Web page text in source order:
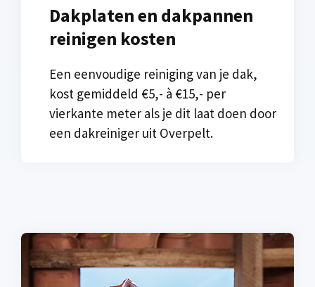
Dakplaten en dakpannen
reinigen kosten
Een eenvoudige reiniging van je dak,
kost gemiddeld €5,- à €15,- per
vierkante meter als je dit laat doen door
een dakreiniger uit Overpelt.